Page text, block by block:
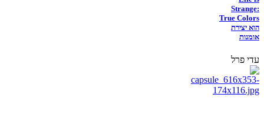
Strange:
True Colors
הוא יצירת
אומנות
עדי פרל